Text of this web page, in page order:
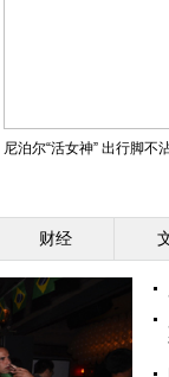
尼泊尔“活女神” 出行脚不
财经